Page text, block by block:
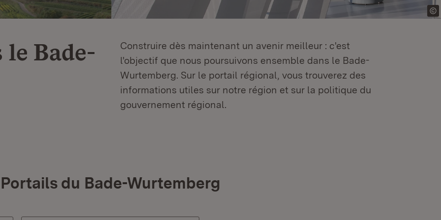
le Bade-
Construire dès maintenant un avenir meilleur : c'est
l'objectif que nous poursuivons ensemble dans le Bade-
Wurtemberg. Sur le portail régional, vous trouverez des
informations utiles sur notre région et sur la politique du
gouvernement régional.
Portails du Bade-Wurtemberg